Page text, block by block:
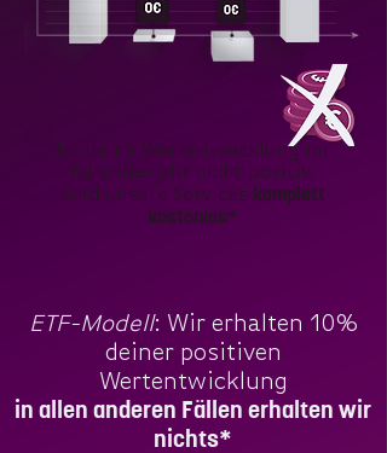
Ist deine Wertentwicklung im
Kalenderjahr nicht positiv,
sind unsere Services komplett
kostenlos*
ETF-Modell: Wir erhalten 10%
deiner positiven
Wertentwicklung
in allen anderen Fällen erhalten wir
nichts*